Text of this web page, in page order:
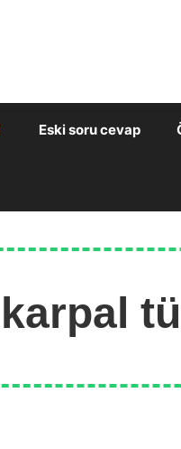
Eski soru cevap
karpal